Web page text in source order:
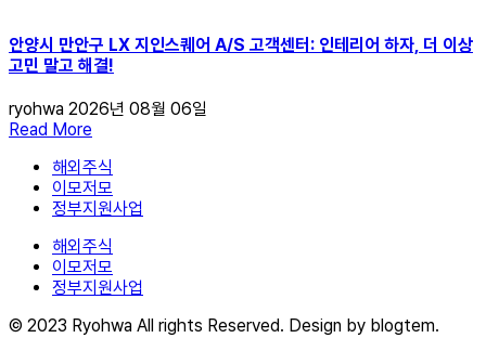
안양시 만안구 LX 지인스퀘어 A/S 고객센터: 인테리어 하자, 더 이상
고민 말고 해결!
ryohwa 2026년 08월 06일
Read More
해외주식
이모저모
정부지원사업
해외주식
이모저모
정부지원사업
© 2023 Ryohwa All rights Reserved. Design by blogtem.